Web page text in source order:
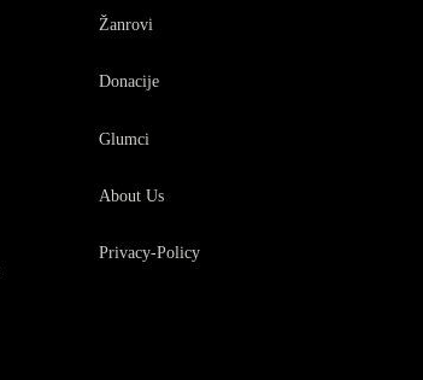
Žanrovi
Donacije
Glumci
About Us
Privacy-Policy